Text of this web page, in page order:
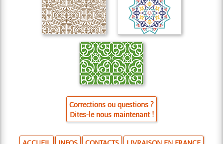
Corrections ou questions ?
Dites-le nous maintenant !